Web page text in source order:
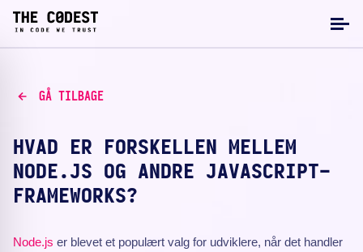
GÅ TILBAGE
HVAD ER FORSKELLEN MELLEM
NODE.JS OG ANDRE JAVASCRIPT-
FRAMEWORKS?
Node.js er blevet et populært valg for udviklere, når det handler